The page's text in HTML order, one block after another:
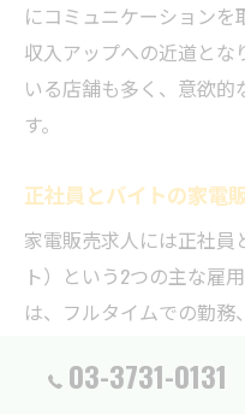
にコミュニケーション
収入アップへの近道とな
いる店舗も多く、意欲
す。
正社員とバイトの家電
家電販売求人には正社員
ト）という2つの主な雇
は、フルタイムでの勤
ど福利厚生が充実して
く、売り場管理や新人
03-3731-0131